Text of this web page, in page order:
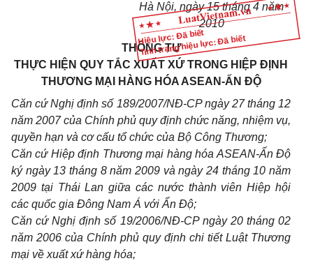
Hiệu lực: Đã biết
Tình trạng hiệu lực: Đã biết
Hà Nội, ngày 15 tháng 4 năm
2010
THÔNG TƯ
THỰC HIỆN QUY TẮC XUẤT XỨ TRONG HIỆP ĐỊNH
THƯƠNG MẠI HÀNG HÓA ASEAN-ẤN ĐỘ
Căn cứ Nghị định số 189/2007/NĐ-CP ngày 27 tháng 12
năm 2007 của Chính phủ quy định chức năng, nhiệm vụ,
quyền hạn và cơ cấu tổ chức của Bộ Công Thương;
Căn cứ Hiệp định Thương mại hàng hóa ASEAN-Ấn Độ
ký ngày 13 tháng 8 năm 2009 và ngày 24 tháng 10 năm
2009 tại Thái Lan giữa các nước thành viên Hiệp hội
các quốc gia Đông Nam Á với Ấn Độ;
Căn cứ Nghị định số 19/2006/NĐ-CP ngày 20 tháng 02
năm 2006 của Chính phủ quy định chi tiết Luật Thương
mại về xuất xứ hàng hóa;